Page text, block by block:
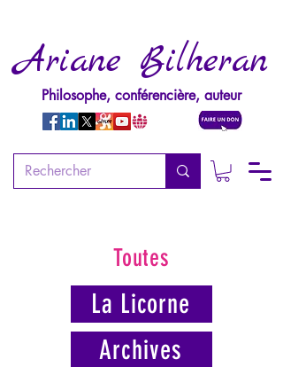
Ariane Bilheran
Philosophe, conférencière, auteur
Toutes
La Licorne
Archives